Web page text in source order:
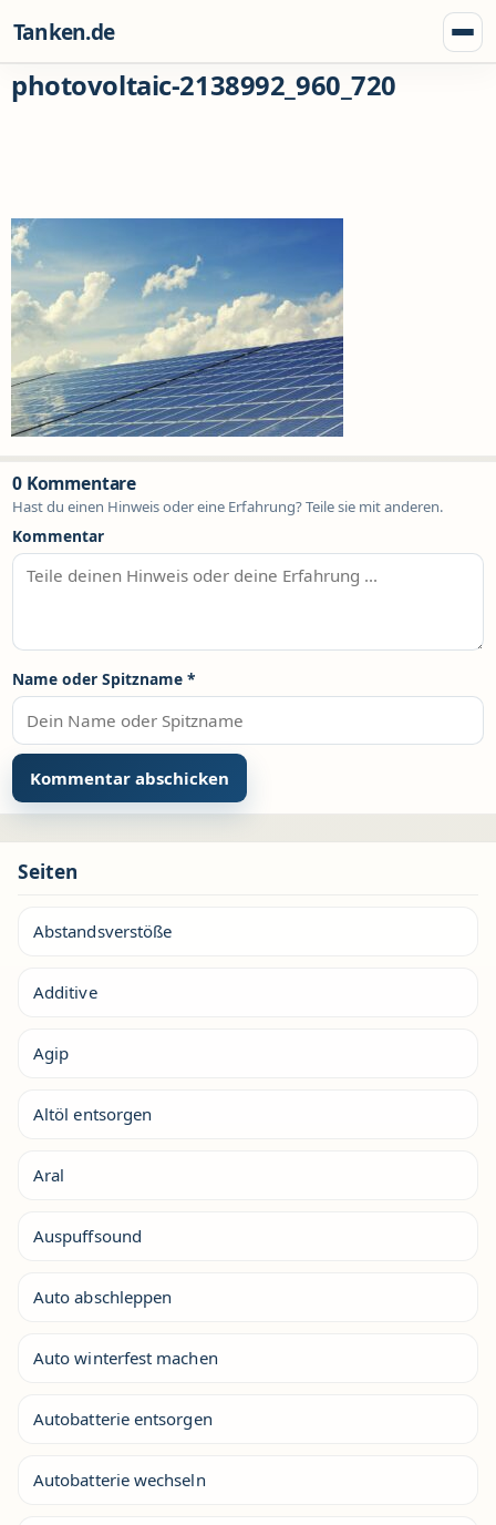
Tanken.de
photovoltaic-2138992_960_720
0 Kommentare
Hast du einen Hinweis oder eine Erfahrung? Teile sie mit anderen.
Kommentar
Name oder Spitzname *
Seiten
Abstandsverstöße
Additive
Agip
Altöl entsorgen
Aral
Auspuffsound
Auto abschleppen
Auto winterfest machen
Autobatterie entsorgen
Autobatterie wechseln